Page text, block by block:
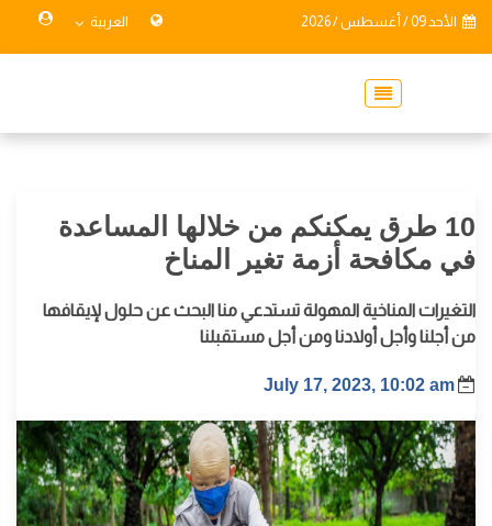
الأحد 09 / أغسطس / 2026 العربية
10 طرق يمكنكم من خلالها المساعدة
في مكافحة أزمة تغير المناخ
التغيرات المناخية المهولة تستدعي منا البحث عن حلول لإيقافها
من أجلنا وأجل أولادنا ومن أجل مستقبلنا
July 17, 2023, 10:02 am